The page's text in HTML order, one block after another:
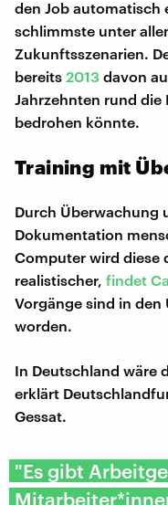
den Job automatisch
schlimmste unter
Zukunftsszenarien.
bereits 2013 davon
Jahrzehnten rund die
bedrohen könnte.
Training mit
Durch Überwachung
Dokumentation
Computer wird diese
realistischer, findet
Vorgänge sind in
worden.
In Deutschland wäre
erklärt
Gessat.
"Es gibt